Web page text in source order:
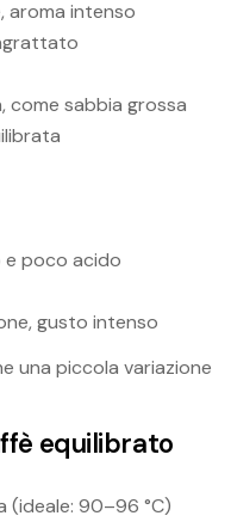
aroma intenso
come sabbia grossa
poco acido
gusto intenso
una piccola variazione
equilibrato
(ideale: 90–96 °C)